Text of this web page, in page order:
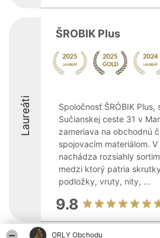
ORLY Obchodu
Laureáti
ŠROBIK Plus
Spoločnosť ŠRÓBIK Plus,
Sučianskej ceste 31 v
zameriava na obchodnú
spojovacím materiálom.
nachádza rozsiahly
medzi ktorý patria
podložky, vruty, nity, ...
9.8